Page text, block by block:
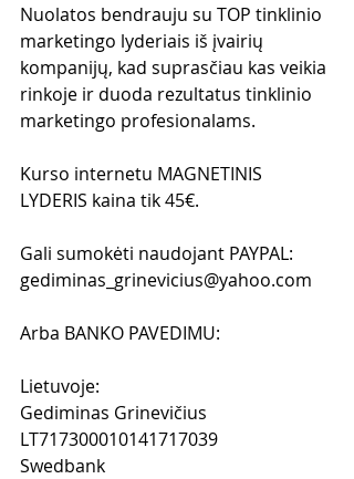
Nuolatos bendrauju su TOP tinklinio
marketingo lyderiais iš įvairių
kompanijų, kad suprasčiau kas veikia
rinkoje ir duoda rezultatus tinklinio
marketingo profesionalams.
Kurso internetu MAGNETINIS
LYDERIS kaina tik 45€.
Gali sumokėti naudojant PAYPAL:
gediminas_grinevicius@yahoo.com
Arba BANKO PAVEDIMU:
Lietuvoje:
Gediminas Grinevičius
LT717300010141717039
Swedbank